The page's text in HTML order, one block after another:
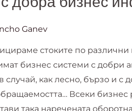
Ganev
стоките по
бизнес системи с
случай, как лесно, бързо и
Всеки бизнес
така наречената